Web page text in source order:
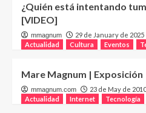
¿Quién está intentando
[VIDEO]
mmagnum 29 de January de 2025
Actualidad Cultura Eventos
Mare Magnum | Exposición
mmagnum.com
23 de May de 2010
Actualidad
Internet Tecnología